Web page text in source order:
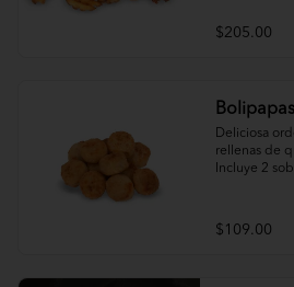
$205.00
Bolipapas
Deliciosa
rellenas de
Incluye 2
$109.00